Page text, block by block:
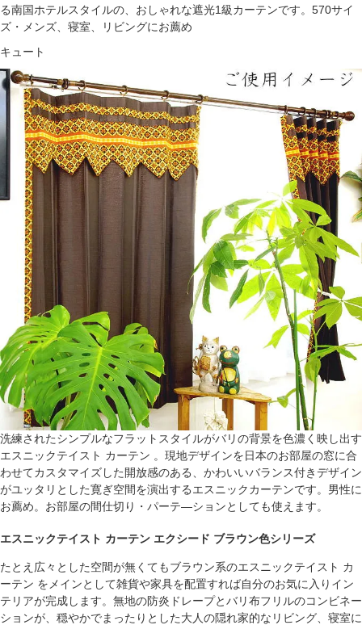
る南国ホテルスタイルの、おしゃれな遮光1級カーテンです。570サイ
ズ・メンズ、寝室、リビングにお薦め
キュート
洗練されたシンプルなフラットスタイルがバリの背景を色濃く映し出す
エスニックテイスト カーテン 。現地デザインを日本のお部屋の窓に合
わせてカスタマイズした開放感のある、かわいいバランス付きデザイン
がユッタリとした寛ぎ空間を演出するエスニックカーテンです。男性に
お薦め。お部屋の間仕切り・パーテ―ションとしても使えます。
エスニックテイスト カーテン エクシード ブラウン色シリーズ
たとえ広々とした空間が無くてもブラウン系のエスニックテイスト カ
ーテン をメインとして雑貨や家具を配置すれば自分のお気に入りイン
テリアが完成します。無地の防炎ドレープとバリ布フリルのコンビネー
ションが、穏やかでまったりとした大人の隠れ家的なリビング、寝室に